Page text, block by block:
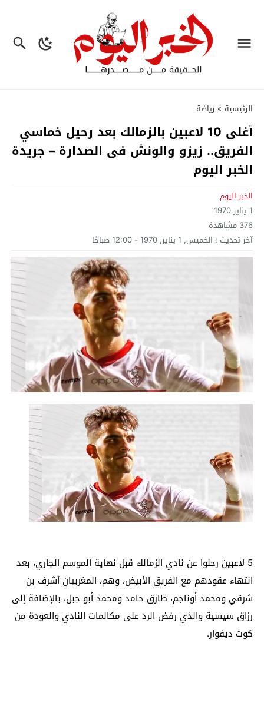
الرئيسية » رياضة
أغلى 10 لاعبين بالزمالك بعد رحيل خماسي
الفريق.. زيزو والونش فى الصدارة – جريدة
الخبر اليوم
الخبر اليوم
1 يناير 1970
376 مشاهدة
آخر تحديث : الخميس, 1 يناير, 1970 - 12:00 صباحًا
5 لاعبين رحلوا عن نادي الزمالك قبل نهاية الموسم الجاري، بعد
انتهاء عقودهم مع الفريق الأبيض، وهم، المغربيان أشرف بن
شرقي ومحمد أوناجم، طارق حامد ومحمد أبو جبل، بالإضافة إلى
رزاق سيسية والذي رفض الرد على مكالمات النادي والعودة من
كوت ديفوار.